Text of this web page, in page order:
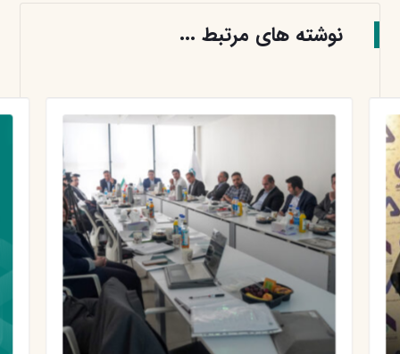
نوشته های مرتبط ...